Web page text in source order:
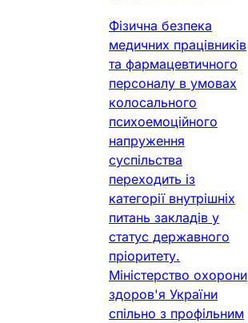
Фізична безпека
медичних працівників
та фармацевтичного
персоналу в умовах
колосального
психоемоційного
напруження
суспільства
переходить із
категорії внутрішніх
питань закладів у
статус державного
пріоритету.
Міністерство охорони
здоров'я України
спільно з профільним